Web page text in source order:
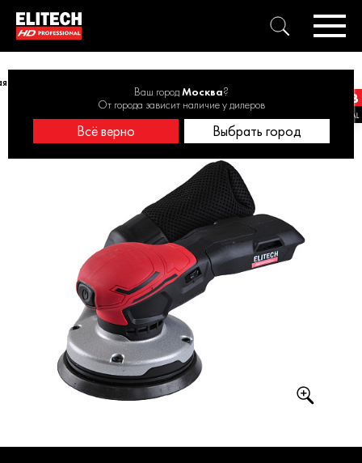
Ваш городМосква?
От города зависит наличие у дилеров
Всё верно Выбрать город
ELITECH HD COS 2012SL 20 В, 125 мм, без АКБ и ЗУ